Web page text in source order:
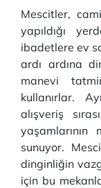
Mescitler,
yapıldığı
ibadetlere ev
ardı ardına
manevi
kullanırlar.
alışveriş
sunuyor.
dinginliğin
için bu